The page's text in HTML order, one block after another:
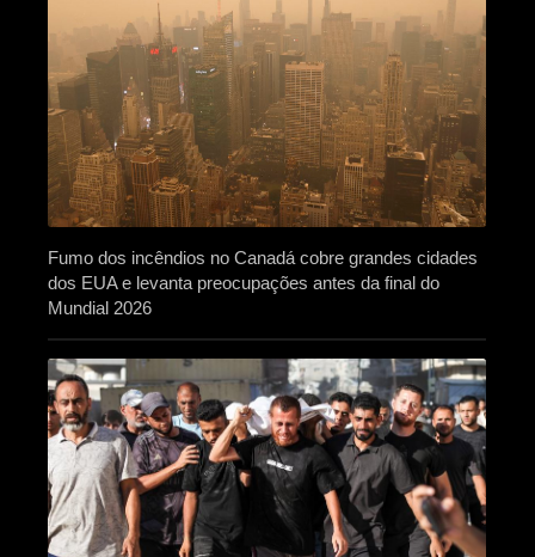
Fumo dos incêndios no Canadá cobre grandes cidades
dos EUA e levanta preocupações antes da final do
Mundial 2026